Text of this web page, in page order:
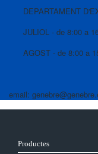
DEPARTAMENT
JULIOL - de 8:00 a
AGOST - de 8:00 a
email:
Productes